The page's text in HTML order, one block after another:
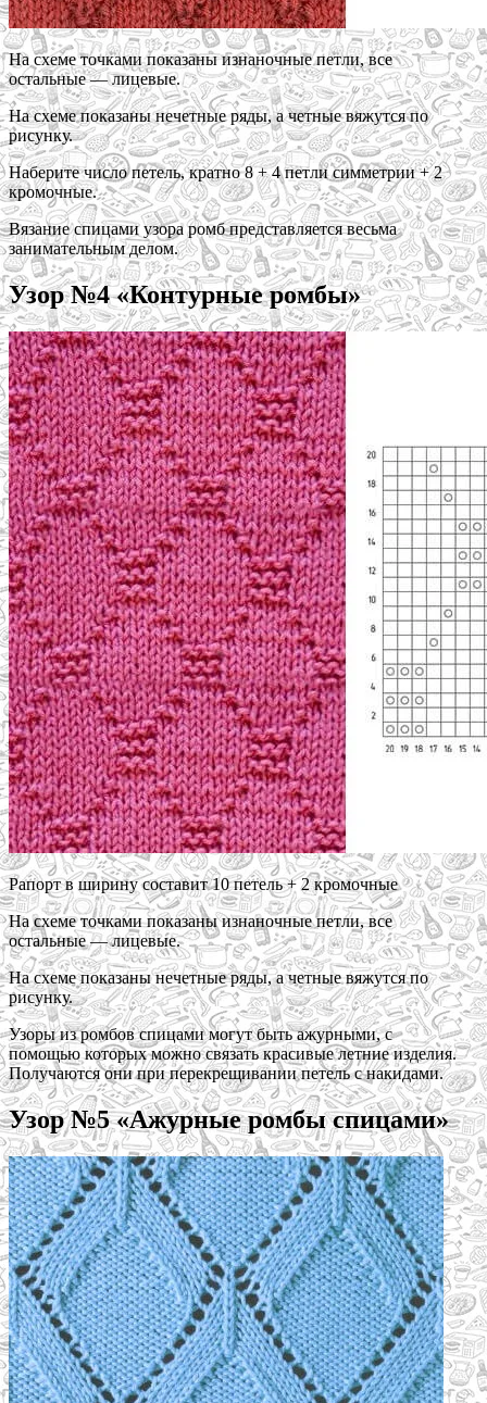
На схеме точками показаны изнаночные петли, все
остальные — лицевые.
На схеме показаны нечетные ряды, а четные вяжутся по
рисунку.
Наберите число петель, кратно 8 + 4 петли симметрии + 2
кромочные.
Вязание спицами узора ромб представляется весьма
занимательным делом.
Узор №4 «Контурные ромбы»
Рапорт в ширину составит 10 петель + 2 кромочные
На схеме точками показаны изнаночные петли, все
остальные — лицевые.
На схеме показаны нечетные ряды, а четные вяжутся по
рисунку.
Узоры из ромбов спицами могут быть ажурными, с
помощью которых можно связать красивые летние изделия.
Получаются они при перекрещивании петель с накидами.
Узор №5 «Ажурные ромбы спицами»